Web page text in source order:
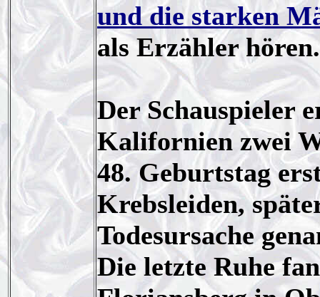
und die starken
als Erzähler hören.
Der Schauspieler
Kalifornien zwei
48. Geburtstag
Krebsleiden,
Todesursache
Die letzte Ruhe